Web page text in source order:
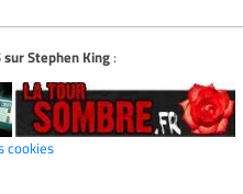
sur Stephen King:
cookies